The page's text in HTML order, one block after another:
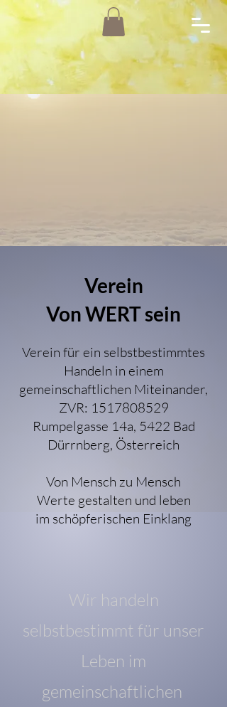
Verein
Von WERT sein
Verein für ein selbstbestimmtes
Handeln in einem
gemeinschaftlichen Miteinander,
ZVR: 1517808529
Rumpelgasse 14a, 5422 Bad
Dürrnberg, Österreich
Von Mensch zu Mensch
Werte gestalten und leben
im schöpferischen Einklang
Wir handeln
selbstbestimmt für unser
Leben im
gemeinschaftlichen